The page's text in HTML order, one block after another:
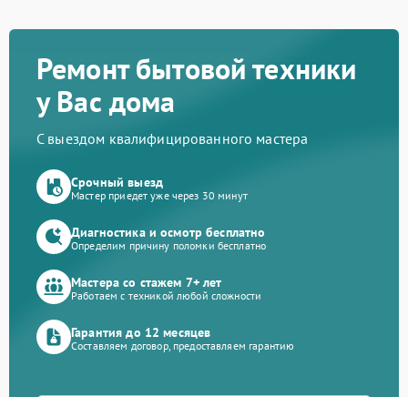
Ремонт бытовой техники
у Вас дома
С выездом квалифицированного мастера
Срочный выезд
Мастер приедет уже через 30 минут
Диагностика и осмотр бесплатно
Определим причину поломки бесплатно
Мастера со стажем 7+ лет
Работаем с техникой любой сложности
Гарантия до 12 месяцев
Составляем договор, предоставляем гарантию